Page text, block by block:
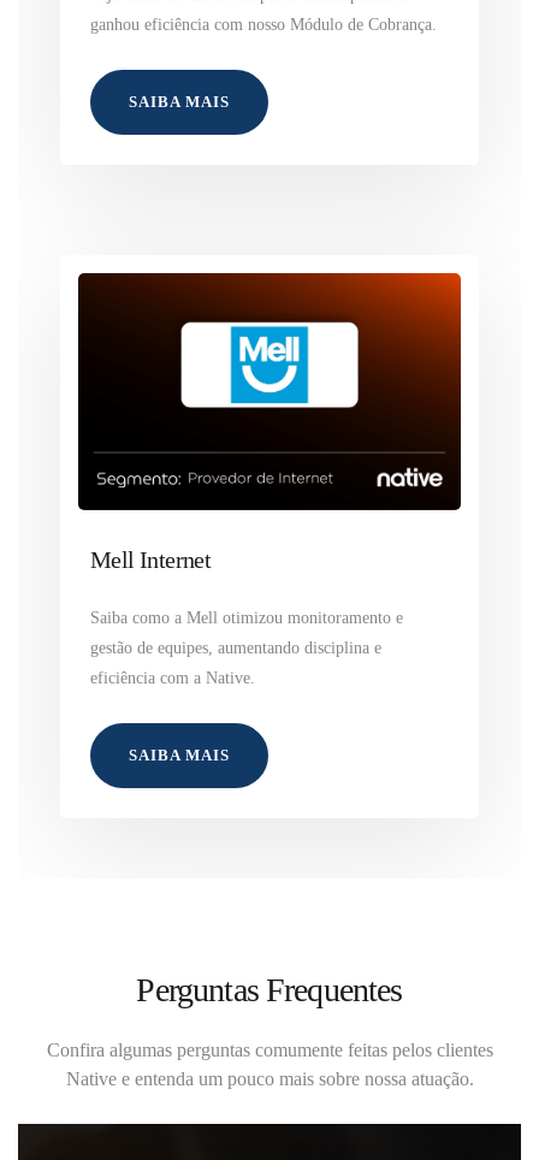
ganhou eficiência com nosso Módulo de Cobrança.
SAIBA MAIS
Mell Internet
Saiba como a Mell otimizou monitoramento e
gestão de equipes, aumentando disciplina e
eficiência com a Native.
SAIBA MAIS
Perguntas Frequentes
Confira algumas perguntas comumente feitas pelos clientes
Native e entenda um pouco mais sobre nossa atuação.